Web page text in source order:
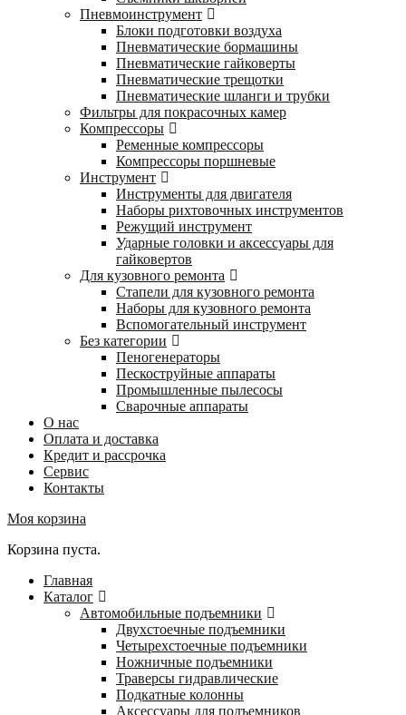
Пневмоинструмент
Блоки подготовки воздуха
Пневматические бормашины
Пневматические гайковерты
Пневматические трещотки
Пневматические шланги и трубки
Фильтры для покрасочных камер
Компрессоры
Ременные компрессоры
Компрессоры поршневые
Инструмент
Инструменты для двигателя
Наборы рихтовочных инструментов
Режущий инструмент
Ударные головки и аксессуары для
гайковертов
Для кузовного ремонта
Стапели для кузовного ремонта
Наборы для кузовного ремонта
Вспомогательный инструмент
Без категории
Пеногенераторы
Пескоструйные аппараты
Промышленные пылесосы
Сварочные аппараты
О нас
Оплата и доставка
Кредит и рассрочка
Сервис
Контакты
Моя корзина
Корзина пуста.
Главная
Каталог
Автомобильные подъемники
Двухстоечные подъемники
Четырехстоечные подъемники
Ножничные подъемники
Траверсы гидравлические
Подкатные колонны
Аксессуары для подъемников